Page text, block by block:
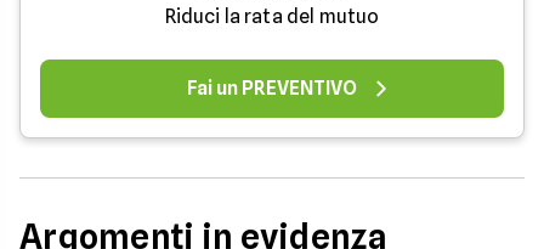
Riduci la rata del mutuo
Fai un PREVENTIVO
Argomenti in evidenza